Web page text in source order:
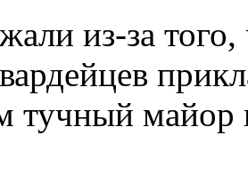
из-за
тучный майор